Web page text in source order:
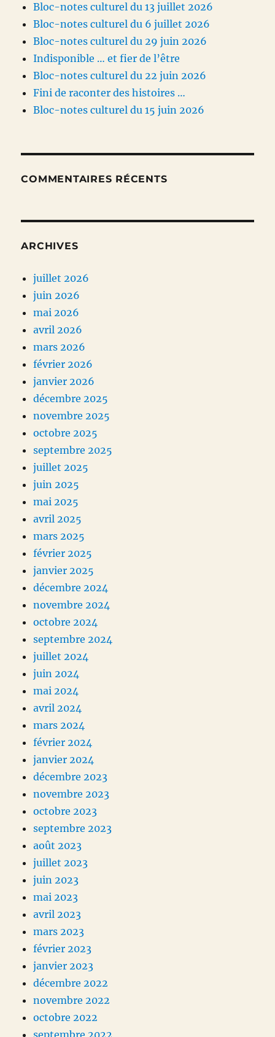
Bloc-notes culturel du 13 juillet 2026
Bloc-notes culturel du 6 juillet 2026
Bloc-notes culturel du 29 juin 2026
Indisponible … et fier de l’être
Bloc-notes culturel du 22 juin 2026
Fini de raconter des histoires …
Bloc-notes culturel du 15 juin 2026
COMMENTAIRES RÉCENTS
ARCHIVES
juillet 2026
juin 2026
mai 2026
avril 2026
mars 2026
février 2026
janvier 2026
décembre 2025
novembre 2025
octobre 2025
septembre 2025
juillet 2025
juin 2025
mai 2025
avril 2025
mars 2025
février 2025
janvier 2025
décembre 2024
novembre 2024
octobre 2024
septembre 2024
juillet 2024
juin 2024
mai 2024
avril 2024
mars 2024
février 2024
janvier 2024
décembre 2023
novembre 2023
octobre 2023
septembre 2023
août 2023
juillet 2023
juin 2023
mai 2023
avril 2023
mars 2023
février 2023
janvier 2023
décembre 2022
novembre 2022
octobre 2022